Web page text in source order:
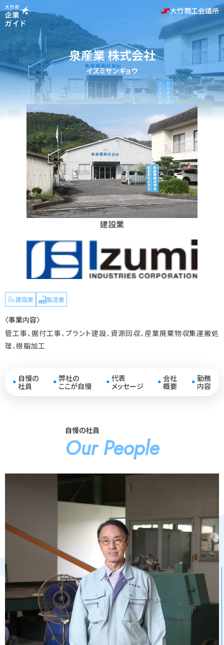
大竹商工会議所
泉産業 株式会社
イズミサンギョウ
建設業
建設業 製造業
〈事業内容〉
管工事、据付工事、プラント建設、資源回収、産業廃棄物収集運搬処
理、樹脂加工
●
自慢の
社員
● 弊社の
ここが自慢
● 代表
メッセージ
● 会社
概要
● 勤務
内容
自慢の社員
Our People